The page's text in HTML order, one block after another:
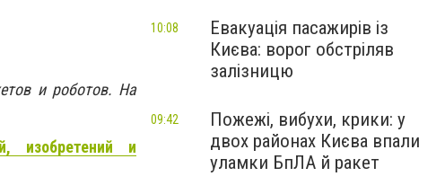
и роботов. На
изобретений и
Евакуація пасажирів із
Києва: ворог обстріляв
залізницю
10:08
Пожежі, вибухи, крики: у
двох районах Києва впали
уламки БпЛА й ракет
09:42